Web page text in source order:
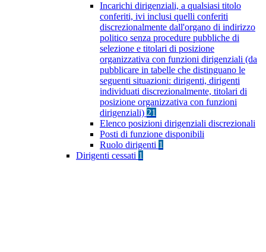
Incarichi dirigenziali, a qualsiasi titolo
conferiti, ivi inclusi quelli conferiti
discrezionalmente dall'organo di indirizzo
politico senza procedure pubbliche di
selezione e titolari di posizione
organizzativa con funzioni dirigenziali (da
pubblicare in tabelle che distinguano le
seguenti situazioni: dirigenti, dirigenti
individuati discrezionalmente, titolari di
posizione organizzativa con funzioni
dirigenziali) 21
Elenco posizioni dirigenziali discrezionali
Posti di funzione disponibili
Ruolo dirigenti 1
Dirigenti cessati 1